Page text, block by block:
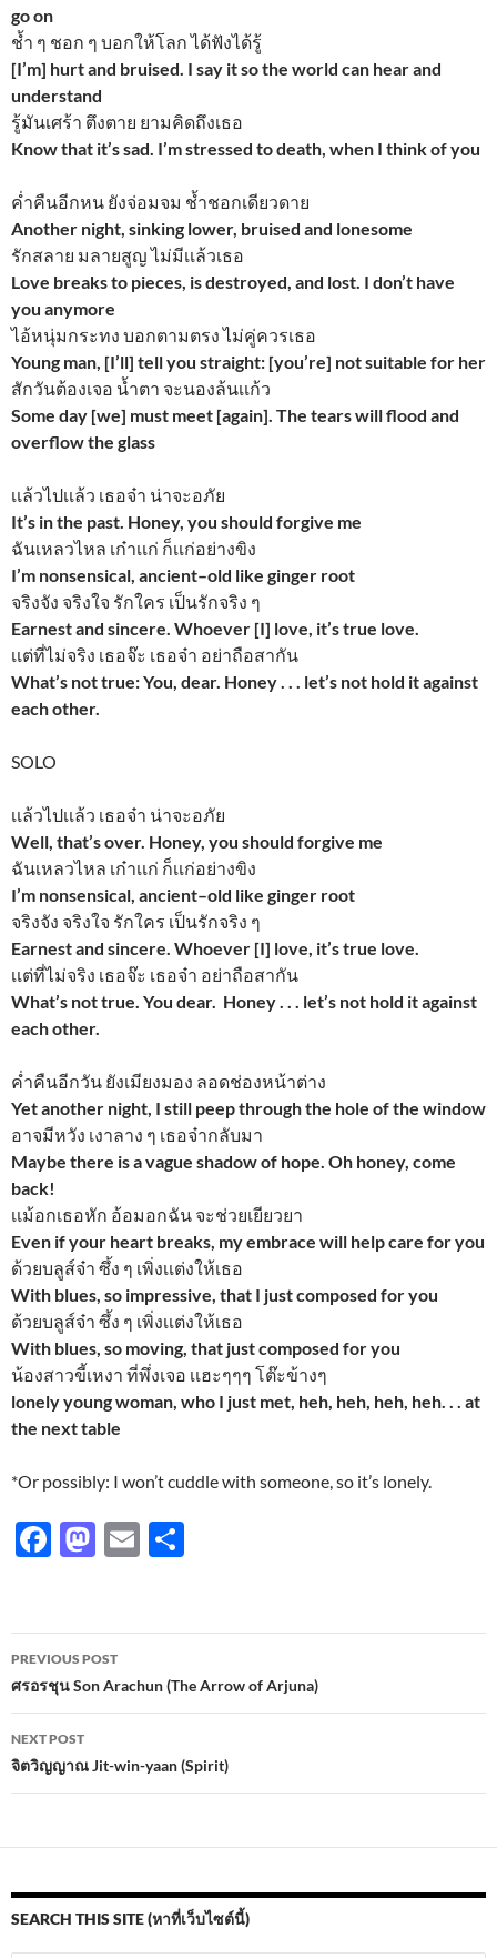
go on
ช้ำ ๆ ชอก ๆ บอกให้โลก ได้ฟังได้รู้
[I’m] hurt and bruised. I say it so the world can hear and
understand
รู้มันเศร้า ตึงตาย ยามคิดถึงเธอ
Know that it’s sad. I’m stressed to death, when I think of you
ค่ำคืนอีกหน ยังจ่อมจม ช้ำชอกเดียวดาย
Another night, sinking lower, bruised and lonesome
รักสลาย มลายสูญ ไม่มีเเล้วเธอ
Love breaks to pieces, is destroyed, and lost. I don’t have
you anymore
ไอ้หนุ่มกระทง บอกตามตรง ไม่คู่ควรเธอ
Young man, [I’ll] tell you straight: [you’re] not suitable for her
สักวันต้องเจอ น้ำตา จะนองล้นเเก้ว
Some day [we] must meet [again]. The tears will flood and
overflow the glass
เเล้วไปเเล้ว เธอจ๋า น่าจะอภัย
It’s in the past. Honey, you should forgive me
ฉันเหลวไหล เก๋าเเก่ ก็เเก่อย่างขิง
I’m nonsensical, ancient–old like ginger root
จริงจัง จริงใจ รักใคร เป็นรักจริง ๆ
Earnest and sincere. Whoever [I] love, it’s true love.
เเต่ที่ไม่จริง เธอจ๊ะ เธอจ๋า อย่าถือสากัน
What’s not true: You, dear. Honey . . . let’s not hold it against
each other.
SOLO
เเล้วไปเเล้ว เธอจ๋า น่าจะอภัย
Well, that’s over. Honey, you should forgive me
ฉันเหลวไหล เก๋าเเก่ ก็เเก่อย่างขิง
I’m nonsensical, ancient–old like ginger root
จริงจัง จริงใจ รักใคร เป็นรักจริง ๆ
Earnest and sincere. Whoever [I] love, it’s true love.
เเต่ที่ไม่จริง เธอจ๊ะ เธอจ๋า อย่าถือสากัน
What’s not true. You dear. Honey . . . let’s not hold it against
each other.
ค่ำคืนอีกวัน ยังเมียงมอง ลอดช่องหน้าต่าง
Yet another night, I still peep through the hole of the window
อาจมีหวัง เงาลาง ๆ เธอจ๋ากลับมา
Maybe there is a vague shadow of hope. Oh honey, come
back!
เเม้อกเธอหัก อ้อมอกฉัน จะช่วยเยียวยา
Even if your heart breaks, my embrace will help care for you
ด้วยบลูส์จ๋า ซึ้ง ๆ เพิ่งเเต่งให้เธอ
With blues, so impressive, that I just composed for you
ด้วยบลูส์จ๋า ซึ้ง ๆ เพิ่งเเต่งให้เธอ
With blues, so moving, that just composed for you
น้องสาวขี้เหงา ที่พึ่งเจอ เเฮะๆๆๆ โต๊ะข้างๆ
lonely young woman, who I just met, heh, heh, heh, heh. . . at
the next table
*Or possibly: I won’t cuddle with someone, so it’s lonely.
F
b
o
o
k
M
d
o
n
E
e
Post
navigation
PREVIOUS POST
ศรอรชุน Son Arachun (The Arrow of Arjuna)
NEXT POST
จิตวิญญาณ Jit-win-yaan (Spirit)
SEARCH THIS SITE (หาที่เว็บไซต์นี้)